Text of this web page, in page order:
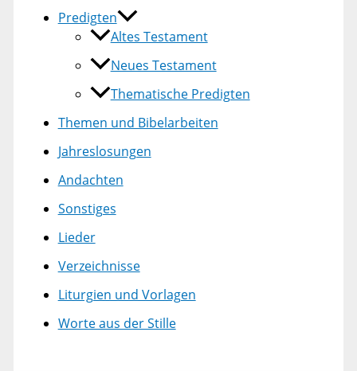
Predigten
Altes Testament
Neues Testament
Thematische Predigten
Themen und Bibelarbeiten
Jahreslosungen
Andachten
Sonstiges
Lieder
Verzeichnisse
Liturgien und Vorlagen
Worte aus der Stille